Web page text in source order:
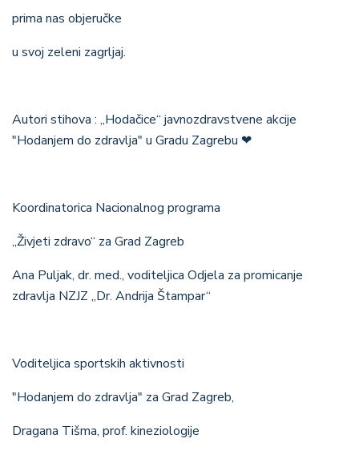
prima nas objeručke
u svoj zeleni zagrljaj.
Autori stihova : „Hodačice“ javnozdravstvene akcije
"Hodanjem do zdravlja" u Gradu Zagrebu ❤
Koordinatorica Nacionalnog programa
„Živjeti zdravo“ za Grad Zagreb
Ana Puljak, dr. med., voditeljica Odjela za promicanje
zdravlja NZJZ „Dr. Andrija Štampar“
Voditeljica sportskih aktivnosti
"Hodanjem do zdravlja" za Grad Zagreb,
Dragana Tišma, prof. kineziologije